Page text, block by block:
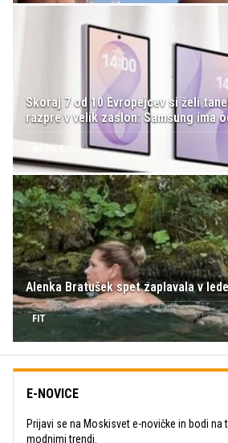
Skoraj 7 od 10 Evropejcev si želi
razpre v velik zaslon: Samsung ima
Alenka Bratušek spet zaplavala v
FIT
E-NOVICE
Prijavi se na Moskisvet e-novičke in bodi
modnimi trendi.